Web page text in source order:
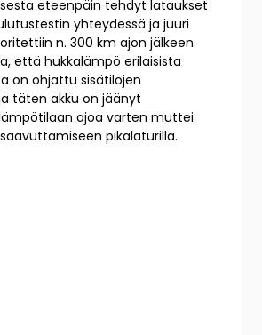
eteenpäin tehdyt lataukset
yhteydessä ja juuri
n. 300 km ajon jälkeen.
että hukkalämpö erilaisista
on ohjattu sisätilojen
täten akku on jäänyt
ajoa varten muttei
pikalaturilla.